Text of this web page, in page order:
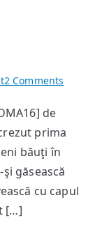
2 Comments
de
prima
băuţi în
găsească
cu capul
[…]